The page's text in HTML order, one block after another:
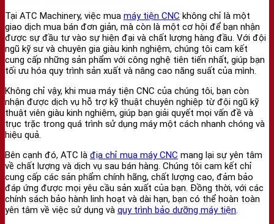
Tại ATC Machinery, việc mua máy tiện CNC không chỉ là một
giao dịch mua bán đơn giản, mà còn là một cơ hội để bạn nhận
được sự đầu tư vào sự hiện đại và chất lượng hàng đầu. Với đội
ngũ kỹ sư và chuyên gia giàu kinh nghiệm, chúng tôi cam kết
cung cấp những sản phẩm với công nghệ tiên tiến nhất, giúp bạn
tối ưu hóa quy trình sản xuất và nâng cao năng suất của mình.
Không chỉ vậy, khi mua máy tiện CNC của chúng tôi, bạn còn
nhận được dịch vụ hỗ trợ kỹ thuật chuyên nghiệp từ đội ngũ kỹ
thuật viên giàu kinh nghiệm, giúp bạn giải quyết mọi vấn đề và
trục trặc trong quá trình sử dụng máy một cách nhanh chóng và
hiệu quả.
Bên cạnh đó, ATC là địa chỉ mua máy CNC mang lại sự yên tâm
về chất lượng và dịch vụ sau bán hàng. Chúng tôi cam kết chỉ
cung cấp các sản phẩm chính hãng, chất lượng cao, đảm bảo
đáp ứng được mọi yêu cầu sản xuất của bạn. Đồng thời, với các
chính sách bảo hành linh hoạt và dài hạn, bạn có thể hoàn toàn
yên tâm về việc sử dụng và quy trình bảo dưỡng máy tiện.